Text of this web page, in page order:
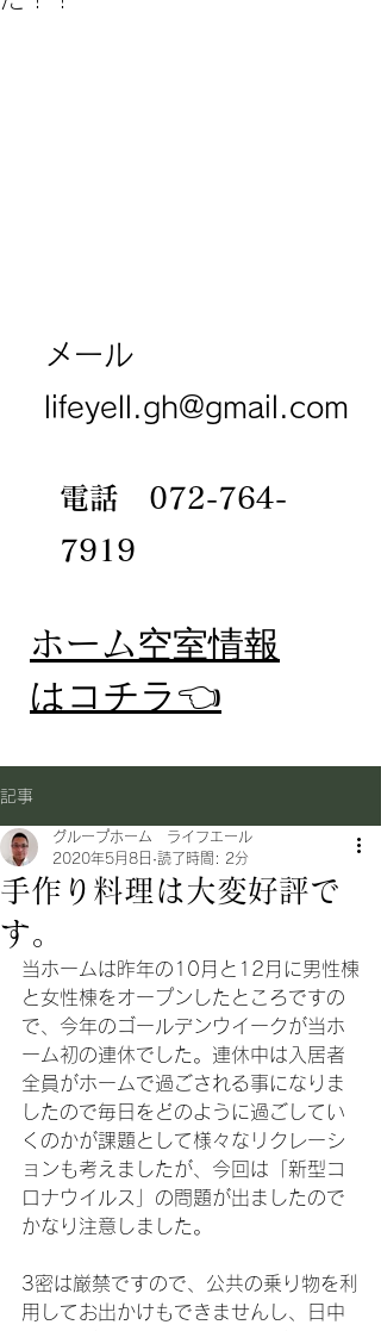
メール
lifeyell.gh@gmail.com
電話 072-764-
7919
​ホーム空室情報
​はコチラ👈
記事
手作り料理は大変好評で
す。
グループホーム ライフエール
2020年5月8日 読了時間: 2分
当ホームは昨年の10月と12月に男性棟
と女性棟をオープンしたところですの
で、今年のゴールデンウイークが当ホ
ーム初の連休でした。連休中は入居者
全員がホームで過ごされる事になりま
したので毎日をどのように過ごしてい
くのかが課題として様々なリクレーシ
ョンも考えましたが、今回は「新型コ
ロナウイルス」の問題が出ましたので
かなり注意しました。
3密は厳禁ですので、公共の乗り物を利
用してお出かけもできませんし、日中